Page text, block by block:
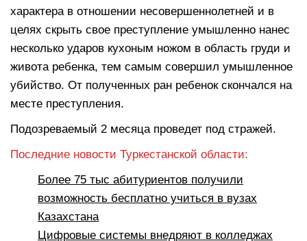
характера в отношении несовершеннолетней и в
целях скрыть свое преступление умышленно нанес
несколько ударов кухоным ножом в область груди и
живота ребенка, тем самым совершил умышленное
убийство. От полученных ран ребенок скончался на
месте преступления.
Подозреваемый 2 месяца проведет под стражей.
Последние новости Туркестанской области:
Более 75 тыс абитуриентов получили
возможность бесплатно учиться в вузах
Казахстана
Цифровые системы внедряют в колледжах